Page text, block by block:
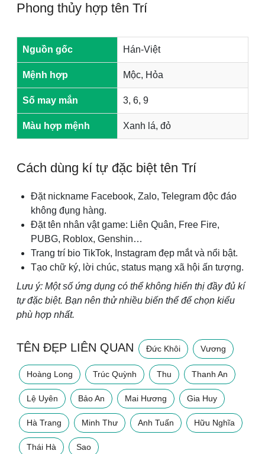
Phong thủy hợp tên Trí
Nguồn gốc Hán-Việt
Mệnh hợp Mộc, Hỏa
Số may mắn 3, 6, 9
Màu hợp mệnh Xanh lá, đỏ
Cách dùng kí tự đặc biệt tên Trí
Đặt nickname Facebook, Zalo, Telegram độc đáo
không đụng hàng.
Đặt tên nhân vật game: Liên Quân, Free Fire,
PUBG, Roblox, Genshin…
Trang trí bio TikTok, Instagram đẹp mắt và nổi bật.
Tạo chữ ký, lời chúc, status mạng xã hội ấn tượng.
Lưu ý: Một số ứng dụng có thể không hiển thị đầy đủ kí
tự đặc biệt. Bạn nên thử nhiều biến thể để chọn kiểu
phù hợp nhất.
TÊN ĐẸP LIÊN QUAN Đức Khôi Vương
Hoàng Long Trúc Quỳnh Thu Thanh An
Lệ Uyên Bảo An Mai Hương Gia Huy
Hà Trang Minh Thư Anh Tuấn Hữu Nghĩa
Thái Hà Sao